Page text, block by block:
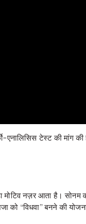
एनालिसिस टेस्ट की मांग
मोटिव नज़र आता है।
को “विधवा” बनने की